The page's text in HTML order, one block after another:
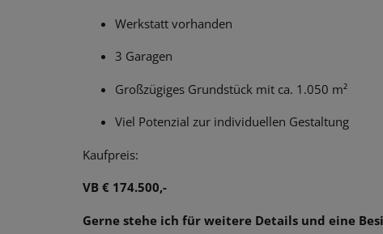
Werkstatt vorhanden
3 Garagen
Großzügiges Grundstück mit ca. 1.050 m²
Viel Potenzial zur individuellen Gestaltung
Kaufpreis:
VB € 174.500,-
Gerne stehe ich für weitere Details und eine